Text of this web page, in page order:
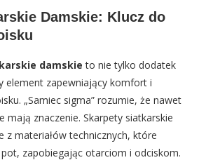
Damskie: Klucz do
damskie to nie tylko dodatek
element zapewniający komfort i
„Samiec sigma” rozumie, że nawet
mają znaczenie. Skarpety siatkarskie
z materiałów technicznych, które
zapobiegając otarciom i odciskom.